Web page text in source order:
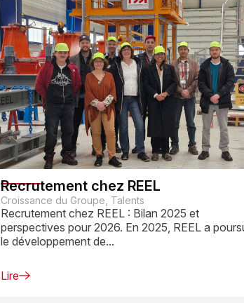
Recrutement chez REEL
Croissance du Groupe, Talents
Recrutement chez REEL : Bilan 2025 et
perspectives pour 2026. En 2025, REEL a
le développement de...
Lire